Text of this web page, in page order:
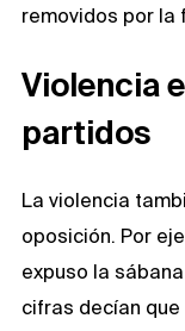
removidos por la
Violencia
partidos
La violencia
oposición. Por
expuso la
cifras decían que